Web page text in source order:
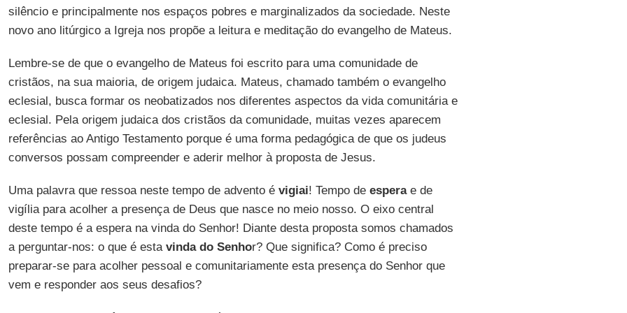
silêncio e principalmente nos espaços pobres e marginalizados da sociedade. Neste
novo ano litúrgico a Igreja nos propõe a leitura e meditação do evangelho de Mateus.
Lembre-se de que o evangelho de Mateus foi escrito para uma comunidade de
cristãos, na sua maioria, de origem judaica. Mateus, chamado também o evangelho
eclesial, busca formar os neobatizados nos diferentes aspectos da vida comunitária e
eclesial. Pela origem judaica dos cristãos da comunidade, muitas vezes aparecem
referências ao Antigo Testamento porque é uma forma pedagógica de que os judeus
conversos possam compreender e aderir melhor à proposta de Jesus.
Uma palavra que ressoa neste tempo de advento évigiai! Tempo de esperae de
vigília para acolher a presença de Deus que nasce no meio nosso. O eixo central
deste tempo é a espera na vinda do Senhor! Diante desta proposta somos chamados
a perguntar-nos: o que é esta vinda do Senhor? Que significa? Como é preciso
preparar-se para acolher pessoal e comunitariamente esta presença do Senhor que
vem e responder aos seus desafios?